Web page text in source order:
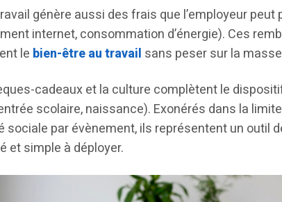
génère aussi des frais que l’employeur
internet, consommation d’énergie). Ces
le bien-être au travail sans peser sur la
cadeaux et la culture complètent le
scolaire, naissance). Exonérés dans la
sociale par évènement, ils représentent un outil
et simple à déployer.